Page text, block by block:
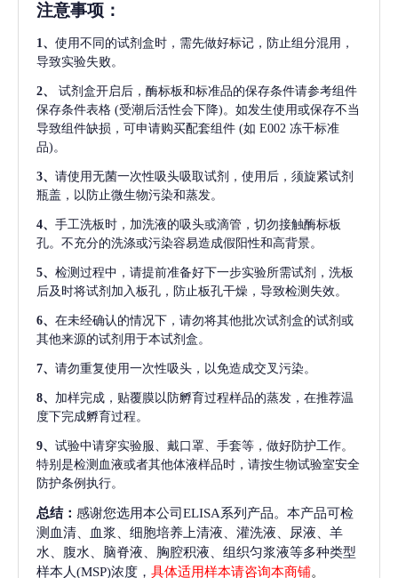
注意事项 ：
1、 使用不同的试剂盒时，需先做好标记，防止组分混用，
导致实验失败。
2、
试剂盒开启后，酶标板和标准品的保存条件请参考组件
保存条件表格 (受潮后活性会下降)。如发生使用或保存不当
导致组件缺损，可申请购买配套组件 (如 E002 冻干标准
品)。
3、 请使用无菌一次性吸头吸取试剂，使用后，须旋紧试剂
瓶盖，以防止微生物污染和蒸发。
4、 手工洗板时，加洗液的吸头或滴管，切勿接触酶标板
孔。不充分的洗涤或污染容易造成假阳性和高背景。
5、 检测过程中，请提前准备好下一步实验所需试剂，洗板
后及时将试剂加入板孔，防止板孔干燥，导致检测失效。
6、 在未经确认的情况下，请勿将其他批次试剂盒的试剂或
其他来源的试剂用于本试剂盒。
7、 请勿重复使用一次性吸头，以免造成交叉污染。
8、 加样完成，贴覆膜以防孵育过程样品的蒸发，在推荐温
度下完成孵育过程。
9、 试验中请穿实验服、戴口罩、手套等，做好防护工作。
特别是检测血液或者其他体液样品时，请按生物试验室安全
防护条例执行。
总结： 感谢您选用本公司ELISA系列产品。本产品可检
测血清、血浆、细胞培养上清液、灌洗液、尿液、羊
水、腹水、脑脊液、胸腔积液、组织匀浆液等多种类型
样本人(MSP)浓度， 具体适用样本请咨询本商铺。